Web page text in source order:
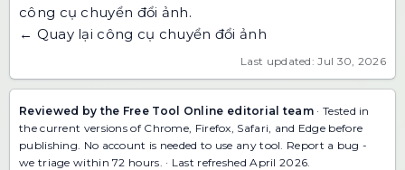
công cụ chuyển đổi ảnh.
← Quay lại công cụ chuyển đổi ảnh
Last updated: Jul 30, 2026
Reviewed by the Free Tool Online editorial team · Tested in
the current versions of Chrome, Firefox, Safari, and Edge before
publishing. No account is needed to use any tool. Report a bug -
we triage within 72 hours. · Last refreshed April 2026.